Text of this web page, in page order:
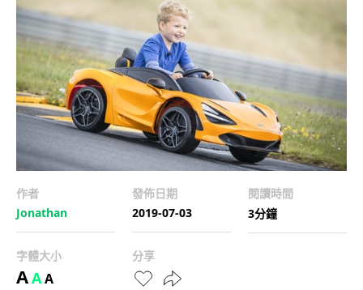
作者
Jonathan
發佈日期
2019-07-03
閱讀時間
3分鐘
字體大小
AAA
分享